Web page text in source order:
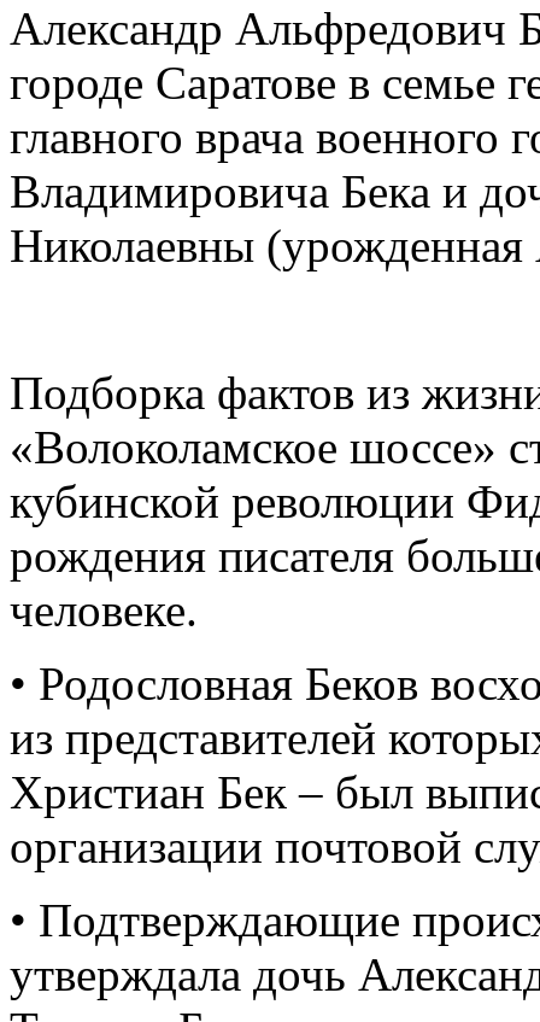
Александр Альфредович
городе Саратове в семье
главного врача военного
Владимировича Бека и
Николаевны (урожденная
Подборка фактов из
«Волоколамское шоссе»
кубинской революции
рождения писателя
человеке.
• Родословная Беков
из представителей
Христиан Бек – был
организации почтовой
• Подтверждающие
утверждала дочь